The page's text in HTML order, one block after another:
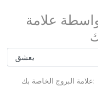
علامة
علامة البروج الخاصة بك: